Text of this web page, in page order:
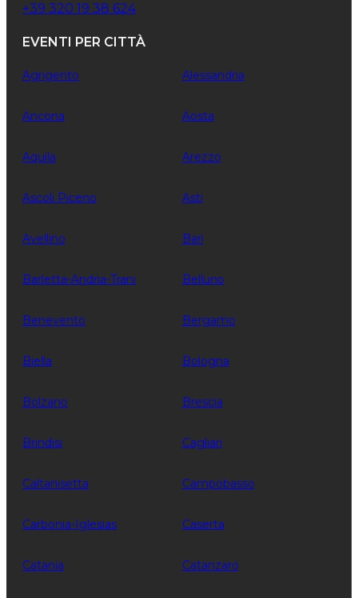
+39 320 19 38 624
EVENTI PER CITTÀ
Agrigento Alessandria
Ancona Aosta
Aquila Arezzo
Ascoli Piceno Asti
Avellino Bari
Barletta-Andria-Trani Belluno
Benevento Bergamo
Biella Bologna
Bolzano Brescia
Brindisi Cagliari
Caltanisetta Campobasso
Carbonia-Iglesias Caserta
Catania Catanzaro